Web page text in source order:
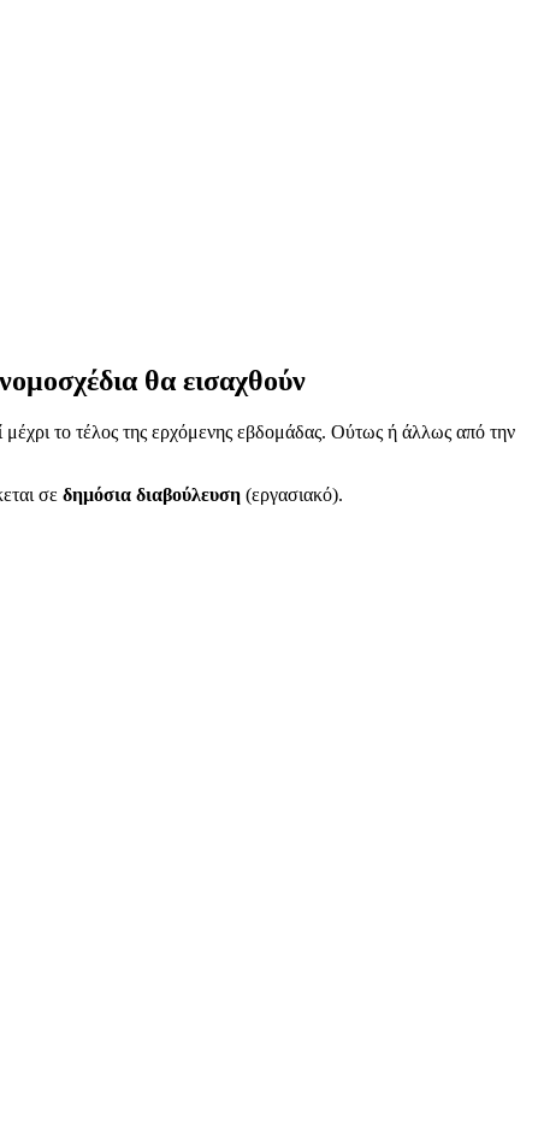
θα εισαχθούν
το τέλος της ερχόμενης εβδομάδας. Ούτως ή άλλως από την
σε δημόσια διαβούλευση (εργασιακό).